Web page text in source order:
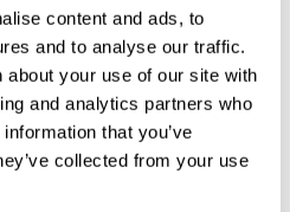
content and ads, to
and to analyse our traffic.
about your use of our site with
and analytics partners who
that you’ve
collected from your use
Accessoires